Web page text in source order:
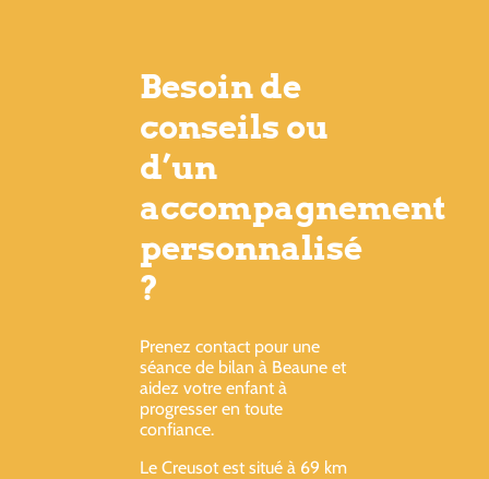
Besoin de
conseils ou
d’un
accompagnement
personnalisé
?
Prenez contact pour une
séance de bilan à Beaune et
aidez votre enfant à
progresser en toute
confiance.
Le Creusot est situé à 69 km